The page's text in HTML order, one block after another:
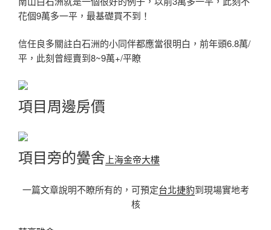
花個9萬多一平，最基礎買不到！
信任良多關註白石洲的小同伴都應當很明白，前年頭6.8萬/
平，此刻曾經賣到8~9萬+/平瞭
項目周邊房價
項目旁的黌舍上海金帝大樓
一篇文章說明不瞭所有的，可預定台北捷豹到現場實地考
核